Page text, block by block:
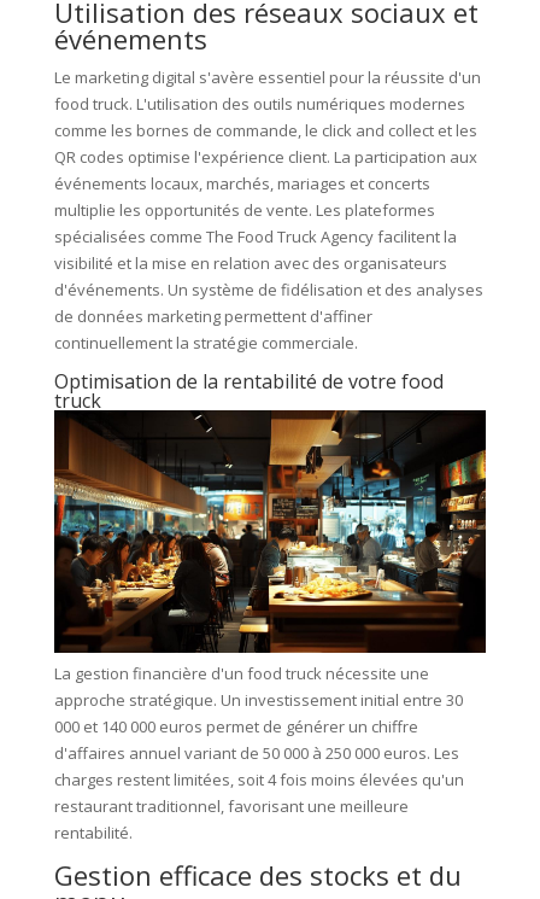
Utilisation des réseaux sociaux et
événements
Le marketing digital s'avère essentiel pour la réussite d'un
food truck. L'utilisation des outils numériques modernes
comme les bornes de commande, le click and collect et les
QR codes optimise l'expérience client. La participation aux
événements locaux, marchés, mariages et concerts
multiplie les opportunités de vente. Les plateformes
spécialisées comme The Food Truck Agency facilitent la
visibilité et la mise en relation avec des organisateurs
d'événements. Un système de fidélisation et des analyses
de données marketing permettent d'affiner
continuellement la stratégie commerciale.
Optimisation de la rentabilité de votre food
truck
La gestion financière d'un food truck nécessite une
approche stratégique. Un investissement initial entre 30
000 et 140 000 euros permet de générer un chiffre
d'affaires annuel variant de 50 000 à 250 000 euros. Les
charges restent limitées, soit 4 fois moins élevées qu'un
restaurant traditionnel, favorisant une meilleure
rentabilité.
Gestion efficace des stocks et du